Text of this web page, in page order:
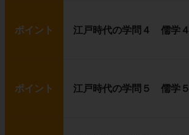
ポイント 江戸時代の学問４ 儒学４
ポイント 江戸時代の学問５ 儒学５